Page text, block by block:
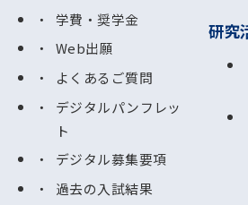
学費・奨学金
Web出願
よくあるご質問
デジタルパンフレッ
ト
デジタル募集要項
過去の入試結果
研究